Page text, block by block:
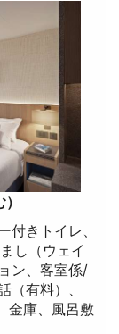
付きトイレ、
し（ウェイ
ン、客室係/
（有料）、
金庫、風呂敷